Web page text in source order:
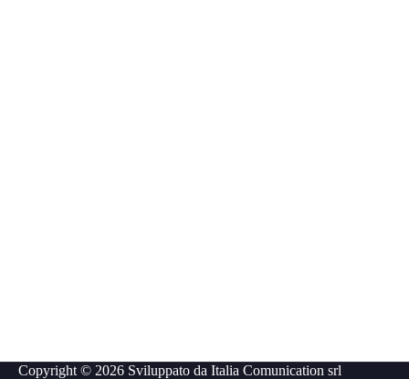
Copyright © 2026 Sviluppato daItalia Comunication srl